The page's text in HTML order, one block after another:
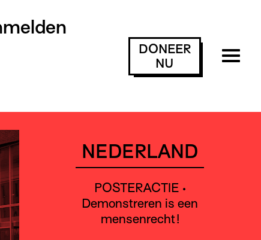
DONEER
NU
NEDERLAND
POSTERACTIE •
Demonstreren is een
mensenrecht!